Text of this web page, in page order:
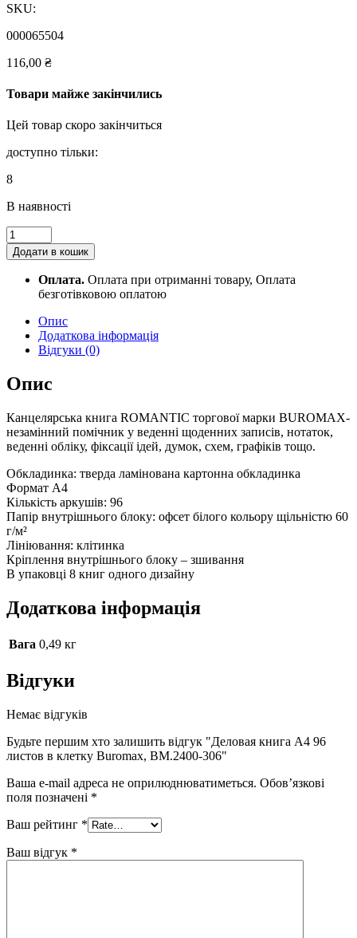
SKU:
000065504
116,00 ₴
Товари майже закінчились
Цей товар скоро закінчиться
доступно тільки:
8
В наявності
Деловая
книга
А4
листов
клетку
Buromax,
BM.2400-
quantity
Додати в кошик
Оплата. Оплата при отриманні товару, Оплата
безготівковою оплатою
Опис
Додаткова інформація
Відгуки (0)
Опис
Канцелярська книга ROMANTIC торгової марки BUROMAX-
незамінний помічник у веденні щоденних записів, нотаток,
веденні обліку, фіксації ідей, думок, схем, графіків тощо.
Обкладинка: тверда ламінована картонна обкладинка
Формат А4
Кількість аркушів: 96
Папір внутрішнього блоку: офсет білого кольору щільністю 60
г/м²
Лініювання: клітинка
Кріплення внутрішнього блоку – зшивання
В упаковці 8 книг одного дизайну
Додаткова інформація
Вага 0,49 кг
Відгуки
Немає відгуків
Будьте першим хто залишить відгук "Деловая книга А4 96
листов в клетку Buromax, BM.2400-306"
Ваша e-mail адреса не оприлюднюватиметься. Обов’язкові
поля позначені *
Ваш рейтинг *
Ваш відгук *